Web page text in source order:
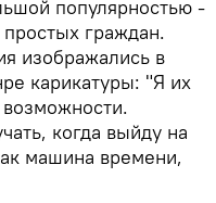
популярностью -
граждан.
изображались в
карикатуры: "Я их
когда выйду на
машина времени,